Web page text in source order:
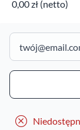
0,00 zł (netto)